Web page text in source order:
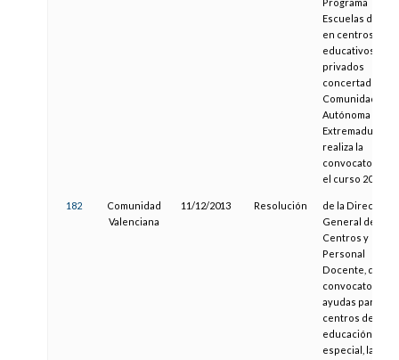
Programa
Escuelas de
en centros
educativos
privados
concertados de
Comunidad
Autónoma de
Extremadura y
realiza la
convocatoria
el curso 2013-
182
Comunidad
Valenciana
11/12/2013 Resolución
de la Dirección
General de
Centros y
Personal
Docente, de la
convocatoria de
ayudas para los
centros de
educación
especial, las